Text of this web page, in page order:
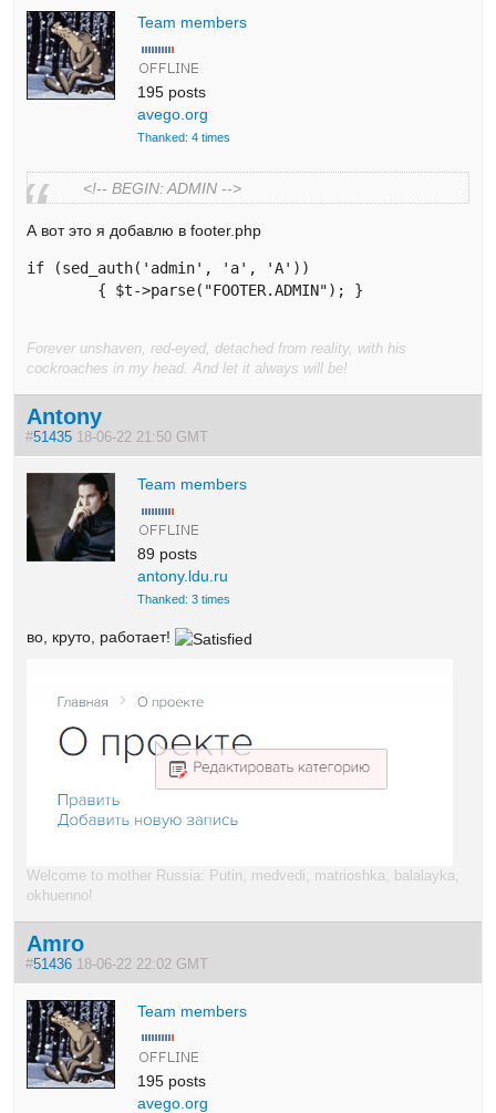
Team members
195 posts
avego.org
Thanked: 4 times
<!-- BEGIN: ADMIN -->
А вот это я добавлю в footer.php
if (sed_auth('admin', 'a', 'A'))
	{ $t->parse("FOOTER.ADMIN"); }
Forever unshaven, red-eyed, detached from reality, with his
cockroaches in my head. And let it always will be!
Antony
#51435 18-06-22 21:50 GMT
Team members
89 posts
antony.ldu.ru
Thanked: 3 times
во, круто, работает!
Welcome to mother Russia: Putin, medvedi, matrioshka, balalayka,
okhuenno!
Amro
#51436 18-06-22 22:02 GMT
Team members
195 posts
avego.org